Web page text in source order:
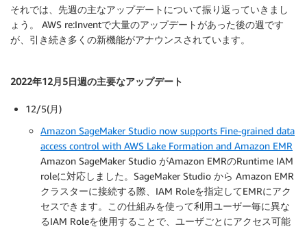
それでは、先週の主なアップデートについて振り返っていきまし
ょう。 AWS re:Inventで大量のアップデートがあった後の週です
が、引き続き多くの新機能がアナウンスされています。
2022年12月5日週の主要なアップデート
12/5(月)
Amazon SageMaker Studio now supports Fine-grained data
access control with AWS Lake Formation and Amazon EMR
Amazon SageMaker Studio がAmazon EMRのRuntime IAM
roleに対応しました。SageMaker Studio から Amazon EMR
クラスターに接続する際、IAM Roleを指定してEMRにアク
セスできます。この仕組みを使って利用ユーザー毎に異な
るIAM Roleを使用することで、ユーザごとにアクセス可能